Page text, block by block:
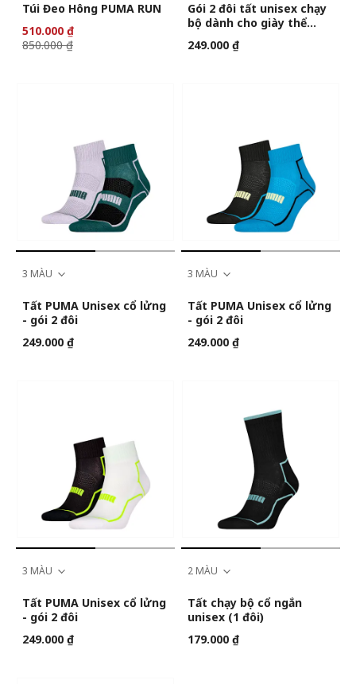
Túi Đeo Hông PUMA RUN
510.000 ₫
850.000 ₫
Gói 2 đôi tất unisex chạy
bộ dành cho giày thể
thao PUMA
249.000 ₫
3 MÀU
Tất PUMA Unisex cổ lửng
- gói 2 đôi
249.000 ₫
3 MÀU
Tất PUMA Unisex cổ lửng
- gói 2 đôi
249.000 ₫
3 MÀU
Tất PUMA Unisex cổ lửng
- gói 2 đôi
249.000 ₫
2 MÀU
Tất chạy bộ cổ ngắn
unisex (1 đôi)
179.000 ₫